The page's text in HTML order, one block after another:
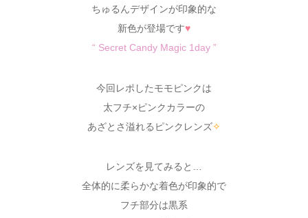
ちゅるんデザインが印象的な
新色が登場です♥
“ Secret Candy Magic 1day ”
今回レポしたモモピンクは
太フチ×ピンクカラーの
あざとさ溢れるピンクレンズ✧
レンズを見てみると…
全体的に柔らかな着色が印象的で
フチ部分は黒系